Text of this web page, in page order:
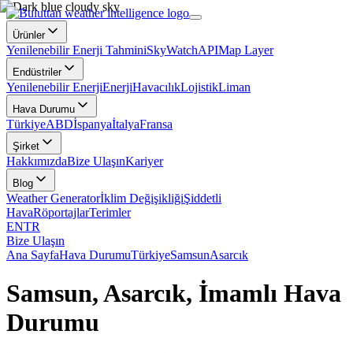
Ürünler
Yenilenebilir Enerji TahminiSkyWatchAPIMap Layer
Endüstriler
Yenilenebilir EnerjiEnerjiHavacılıkLojistikLiman
Hava Durumu
TürkiyeABDİspanyaİtalyaFransa
Şirket
HakkımızdaBize UlaşınKariyer
Blog
Weather Generatorİklim DeğişikliğiŞiddetli
HavaRöportajlarTerimler
ENTR
Bize Ulaşın
Ana SayfaHava DurumuTürkiyeSamsunAsarcık
Samsun, Asarcık, İmamlı Hava
Durumu